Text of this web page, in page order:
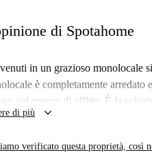
di Spotahome
in un grazioso monolocale
è completamente
nel prezzo di affitto. È la
Erasmus. Il monolocale è
a disposizione. Servizi
di più keyboard_arrow_down
verificato questa proprietà, così